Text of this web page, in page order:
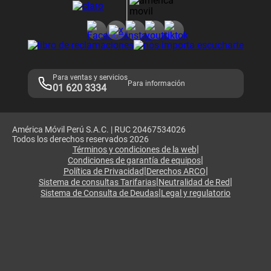
Adquirientes iPhone 6, 6S y SE
Mensaje de Seguridad
Términos y Condiciones de Tienda Claro
Libro de Reclamaciones
Para ventas y servicios
01 620 3334 Para información
América Móvil Perú S.A.C. | RUC 20467534026
Todos los derechos reservados 2026
Términos y condiciones de la web|
Condiciones de garantía de equipos|
Política de Privacidad|Derechos ARCO|
Sistema de consultas Tarifarias|Neutralidad de Red|
Sistema de Consulta de Deudas|Legal y regulatorio